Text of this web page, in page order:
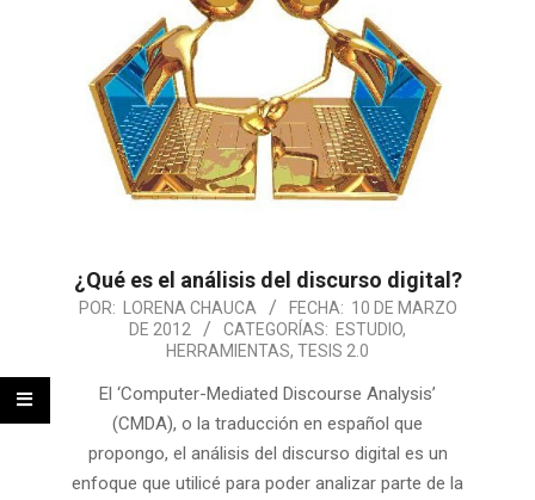
¿Qué es el análisis del discurso digital?
POR: LORENA CHAUCA FECHA: 10 DE MARZO
DE 2012
CATEGORÍAS: ESTUDIO,
HERRAMIENTAS, TESIS 2.0
El ‘Computer-Mediated Discourse Analysis’
(CMDA), o la traducción en español que
propongo, el análisis del discurso digital es un
enfoque que utilicé para poder analizar parte de la